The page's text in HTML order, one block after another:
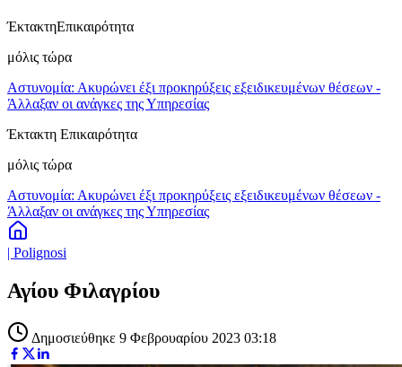
ΈκτακτηΕπικαιρότητα
μόλις τώρα
Αστυνομία: Ακυρώνει έξι προκηρύξεις εξειδικευμένων θέσεων -
Άλλαξαν οι ανάγκες της Υπηρεσίας
Έκτακτη Επικαιρότητα
μόλις τώρα
Αστυνομία: Ακυρώνει έξι προκηρύξεις εξειδικευμένων θέσεων -
Άλλαξαν οι ανάγκες της Υπηρεσίας
| Polignosi
Αγίου Φιλαγρίου
Δημοσιεύθηκε 9 Φεβρουαρίου 2023 03:18